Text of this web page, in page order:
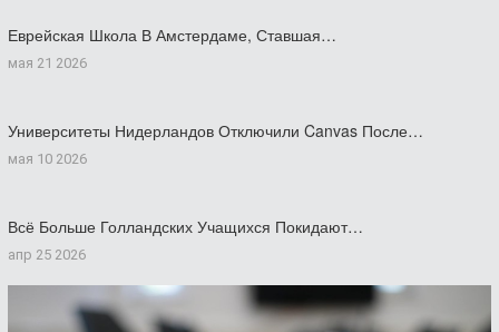
Еврейская Школа В Амстердаме, Ставшая…
мая 21 2026
Университеты Нидерландов Отключили Canvas После…
мая 10 2026
Всё Больше Голландских Учащихся Покидают…
апр 25 2026